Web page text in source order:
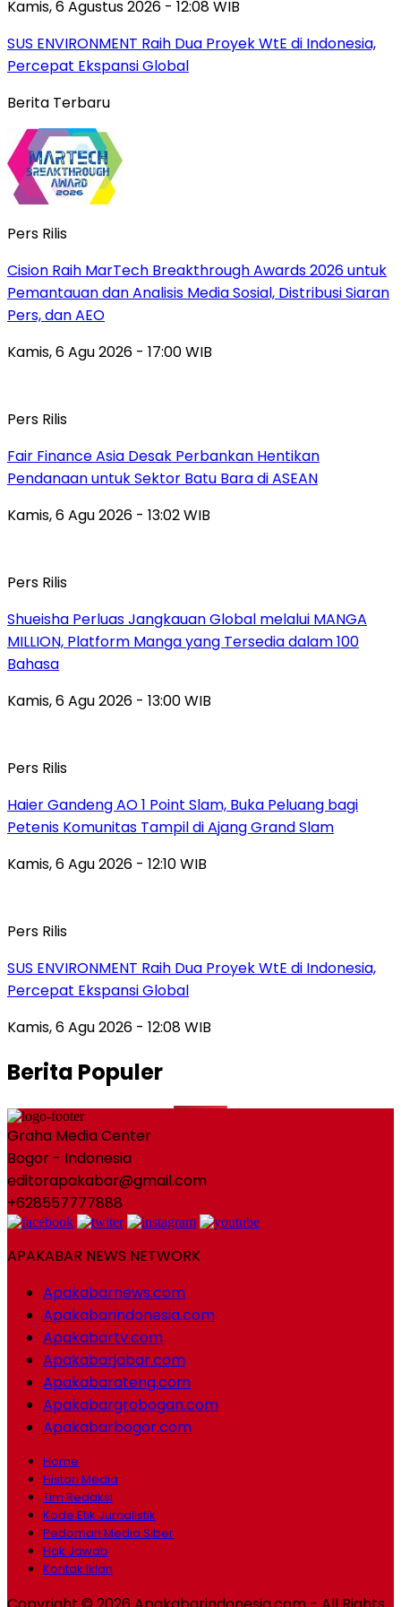
Kamis, 6 Agustus 2026 - 12:08 WIB
SUS ENVIRONMENT Raih Dua Proyek WtE di Indonesia,
Percepat Ekspansi Global
Berita Terbaru
Pers Rilis
Cision Raih MarTech Breakthrough Awards 2026 untuk
Pemantauan dan Analisis Media Sosial, Distribusi Siaran
Pers, dan AEO
Kamis, 6 Agu 2026 - 17:00 WIB
Pers Rilis
Fair Finance Asia Desak Perbankan Hentikan
Pendanaan untuk Sektor Batu Bara di ASEAN
Kamis, 6 Agu 2026 - 13:02 WIB
Pers Rilis
Shueisha Perluas Jangkauan Global melalui MANGA
MILLION, Platform Manga yang Tersedia dalam 100
Bahasa
Kamis, 6 Agu 2026 - 13:00 WIB
Pers Rilis
Haier Gandeng AO 1 Point Slam, Buka Peluang bagi
Petenis Komunitas Tampil di Ajang Grand Slam
Kamis, 6 Agu 2026 - 12:10 WIB
Pers Rilis
SUS ENVIRONMENT Raih Dua Proyek WtE di Indonesia,
Percepat Ekspansi Global
Kamis, 6 Agu 2026 - 12:08 WIB
Berita Populer
Graha Media Center
Bogor - Indonesia
editorapakabar@gmail.com
+628557777888
APAKABAR NEWS NETWORK
Apakabarnews.com
Apakabarindonesia.com
Apakabartv.com
Apakabarjabar.com
Apakabarateng.com
Apakabargrobogan.com
Apakabarbogor.com
Home
Histori Media
Tim Redaksi
Kode Etik Jurnalistik
Pedoman Media Siber
Hak Jawab
Kontak Iklan